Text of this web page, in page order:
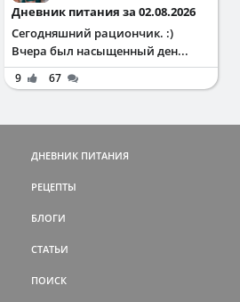
Дневник питания за 02.08.2026
Сегодняшний рациончик. :)
Вчера был насыщенный ден...
9 67
ДНЕВНИК ПИТАНИЯ
РЕЦЕПТЫ
БЛОГИ
СТАТЬИ
ПОИСК